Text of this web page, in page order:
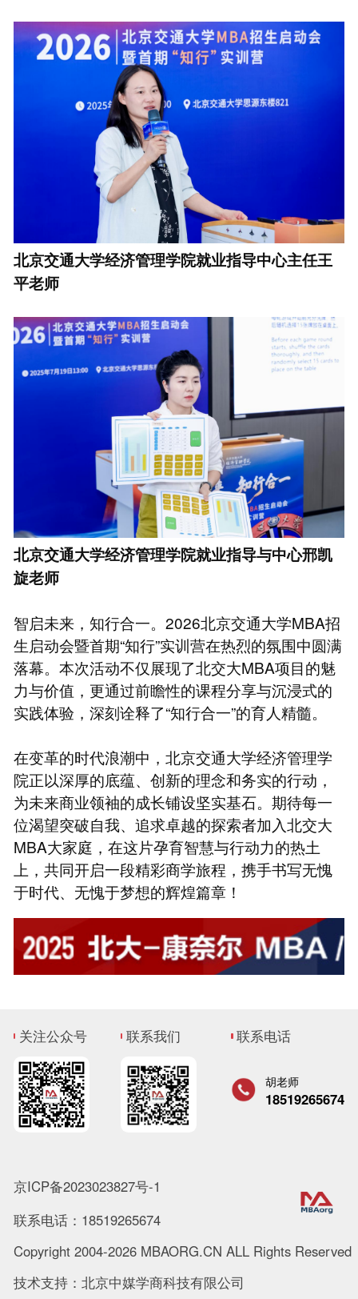
北京交通大学经济管理学院就业指导中心主任王
平老师
北京交通大学经济管理学院就业指导与中心邢凯
旋老师
智启未来，知行合一。2026北京交通大学MBA招
生启动会暨首期“知行”实训营在热烈的氛围中圆满
落幕。本次活动不仅展现了北交大MBA项目的魅
力与价值，更通过前瞻性的课程分享与沉浸式的
实践体验，深刻诠释了“知行合一”的育人精髓。
在变革的时代浪潮中，北京交通大学经济管理学
院正以深厚的底蕴、创新的理念和务实的行动，
为未来商业领袖的成长铺设坚实基石。期待每一
位渴望突破自我、追求卓越的探索者加入北交大
MBA大家庭，在这片孕育智慧与行动力的热土
上，共同开启一段精彩商学旅程，携手书写无愧
于时代、无愧于梦想的辉煌篇章！
关注公众号 联系我们 联系电话
胡老师
18519265674
京ICP备2023023827号-1
联系电话：18519265674
Copyright 2004-2026 MBAORG.CN ALL Rights Reserved
技术支持：北京中媒学商科技有限公司